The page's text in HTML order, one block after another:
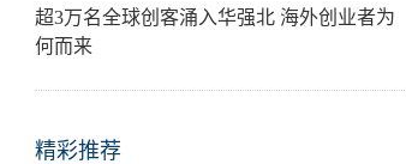
超3万名全球创客涌入华强北 海外创业者为
何而来
精彩推荐